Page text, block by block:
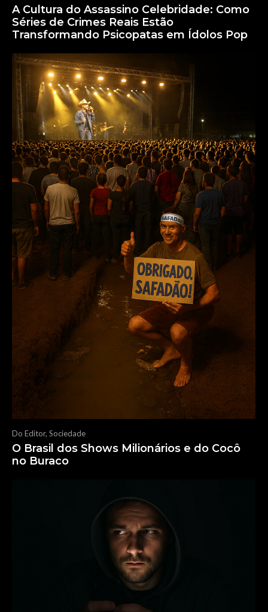
A Cultura do Assassino Celebridade: Como
Séries de Crimes Reais Estão
Transformando Psicopatas em Ídolos Pop
Do Editor, Sociedade
O Brasil dos Shows Milionários e do Cocô
no Buraco